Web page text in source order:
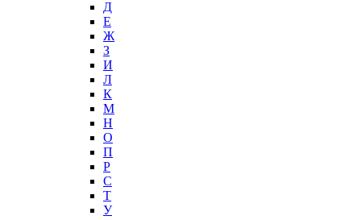
Д
Е
Ж
З
И
Л
К
М
Н
О
П
Р
С
Т
У